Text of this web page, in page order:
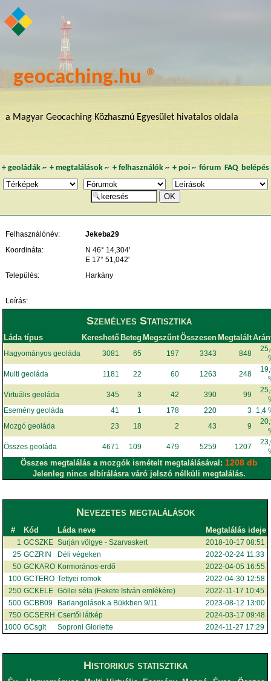
geocaching.hu ®
a Magyar Geocaching Közhasznú Egyesület hivatalos oldala
+ geoládák~ +megtalálások ~ + felhasználók~ + poi~ fórum FAQ belépés
Felhasználónév:
Jekeba29
Koordináta:
N 46° 14,304'
E 17° 51,042'
Település:
Harkány
Leírás:
Személyes Statisztika
Láda típus KereshetőBeteg MegszűntÖsszesenMegtalált
Hagyományos geoláda 3081 65 197 3343 848
Multi geoláda
1181 22 60 1263 248
Virtuális geoláda
345 3 42 390 99
Esemény geoláda
41 1 178 220 3 1,4
Mozgó geoláda
23 18 2 43 9
Összes geoláda
4671 109 479 5259 1207
Összes megtalálás a mozgók ismételt megtalálásával: 1208 db
Jelenleg nincs elbírálásra váró jelszó nélküli megtalálás.
Nevezetes megtalálások
# Kód Láda neve Megtalálás ideje
1 GCSZKE Surján völgye - Szarvaskert
2018-10-17 08:51
25 GCZRIN Déli végeken
2022-02-24 11:33
50 GCKARO Kormorános-erdő
2022-04-05 16:55
100 GCTERO Tettyei romok
2022-04-30 12:58
250 GCKELE Göllei séta (Fekete István emlékére)
2022-11-17 10:45
500 GCBB09 Barlangolások a Bükkben 9/11.
2023-08-12 13:00
750 GCSERH Csertői látkép
2024-03-17 09:48
1000 GCsglt Soproni Gloriette 2024-11-27 17:29
Historikus statisztika